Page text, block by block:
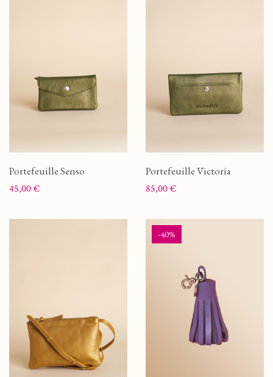
Portefeuille Senso
Prix
45,00 €
Portefeuille Victoria
Prix
85,00 €
-40%